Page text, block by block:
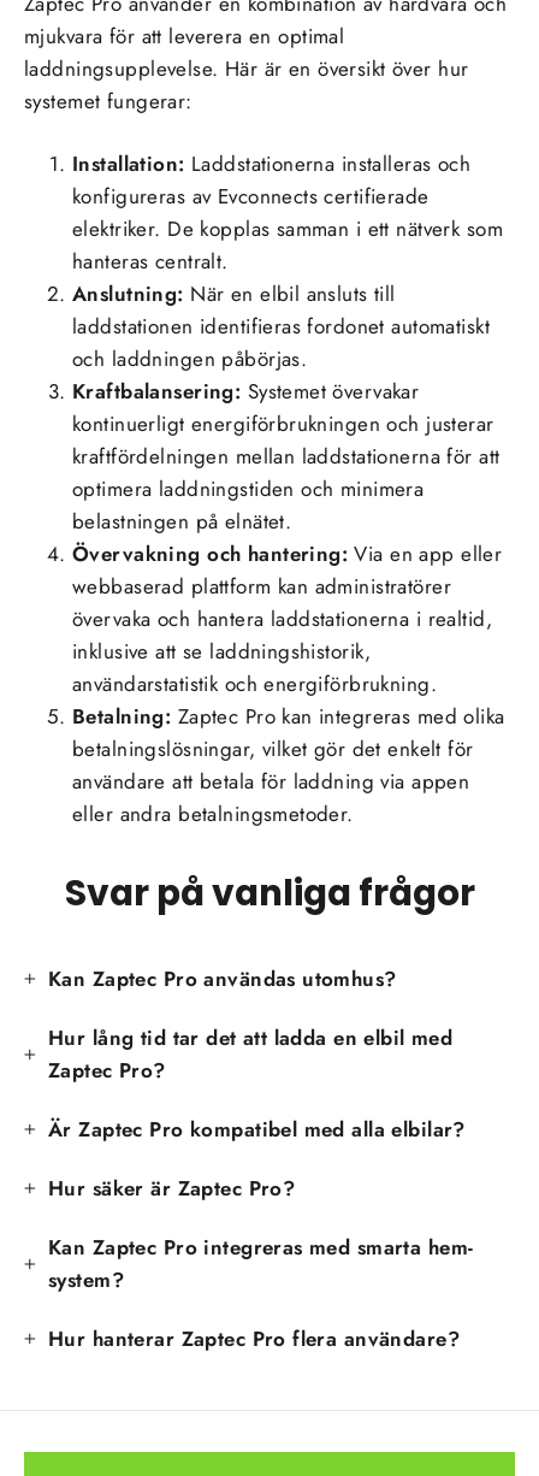
mjukvara för att leverera en optimal
laddningsupplevelse. Här är en översikt över hur
systemet fungerar:
Installation: Laddstationerna installeras och
konfigureras av Evconnects certifierade
elektriker. De kopplas samman i ett nätverk som
hanteras centralt.
Anslutning: När en elbil ansluts till
laddstationen identifieras fordonet automatiskt
och laddningen påbörjas.
Kraftbalansering: Systemet övervakar
kontinuerligt energiförbrukningen och justerar
kraftfördelningen mellan laddstationerna för att
optimera laddningstiden och minimera
belastningen på elnätet.
Övervakning och hantering:Via en app eller
webbaserad plattform kan administratörer
övervaka och hantera laddstationerna i realtid,
inklusive att se laddningshistorik,
användarstatistik och energiförbrukning.
Betalning: Zaptec Pro kan integreras med olika
betalningslösningar, vilket gör det enkelt för
användare att betala för laddning via appen
eller andra betalningsmetoder.
Svar på vanliga frågor
Kan Zaptec Pro användas utomhus?
Hur lång tid tar det att ladda en elbil med
Zaptec Pro?
Är Zaptec Pro kompatibel med alla elbilar?
Hur säker är Zaptec Pro?
Kan Zaptec Pro integreras med smarta hem-
system?
Hur hanterar Zaptec Pro flera användare?